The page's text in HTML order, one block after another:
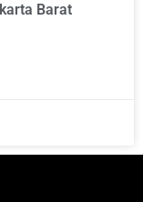
Barat